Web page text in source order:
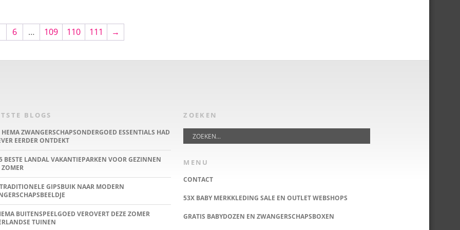
6 … 109 110 111 →
BLOGS
HEMA ZWANGERSCHAPSONDERGOED ESSENTIALS HAD
EERDER ONTDEKT
BESTE LANDAL VAKANTIEPARKEN VOOR GEZINNEN
ZOMER
GIPSBUIK NAAR MODERN
BUITENSPEELGOED VEROVERT DEZE ZOMER
TUINEN
ZOEKEN
MENU
CONTACT
53X BABY MERKKLEDING SALE EN OUTLET WEBSHOPS
GRATIS BABYDOZEN EN ZWANGERSCHAPSBOXEN